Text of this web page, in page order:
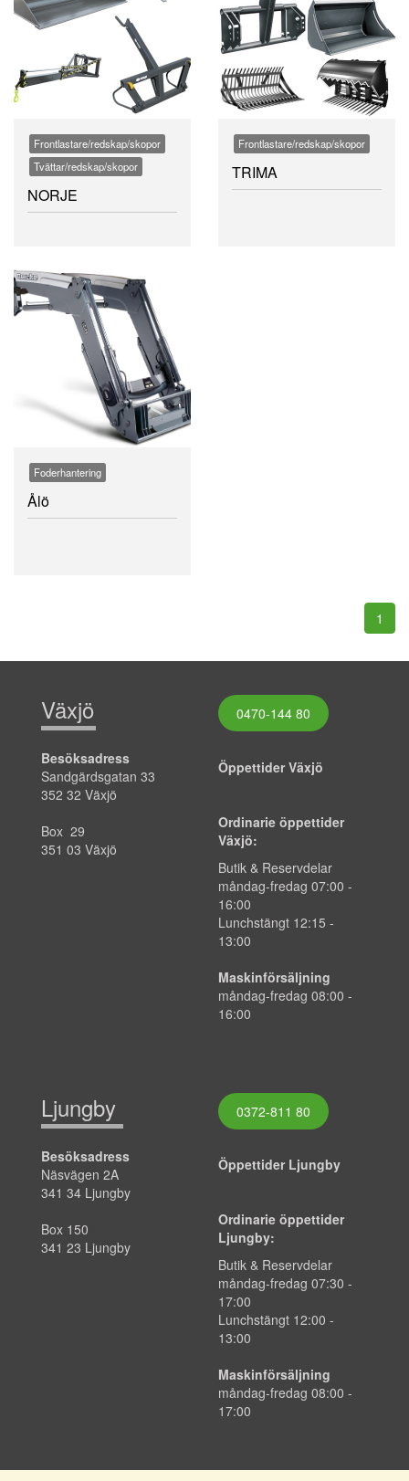
Frontlastare/redskap/skopor
Tvättar/redskap/skopor
NORJE
Frontlastare/redskap/skopor
TRIMA
Foderhantering
Ålö
1
Växjö
Besöksadress
Sandgärdsgatan 33
352 32 Växjö
Box 29
351 03 Växjö
0470-144 80
Öppettider Växjö
Ordinarie öppettider
Växjö:
Butik & Reservdelar
måndag-fredag 07:00 -
16:00
Lunchstängt 12:15 -
13:00
Maskinförsäljning
måndag-fredag 08:00 -
16:00
Ljungby
Besöksadress
Näsvägen 2A
341 34 Ljungby
Box 150
341 23 Ljungby
0372-811 80
Öppettider Ljungby
Ordinarie öppettider
Ljungby:
Butik & Reservdelar
måndag-fredag 07:30 -
17:00
Lunchstängt 12:00 -
13:00
Maskinförsäljning
måndag-fredag 08:00 -
17:00